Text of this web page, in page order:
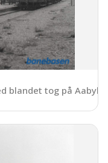
blandet tog på